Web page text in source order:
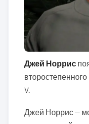
Джей Норрис
V.
Джей Норрис —